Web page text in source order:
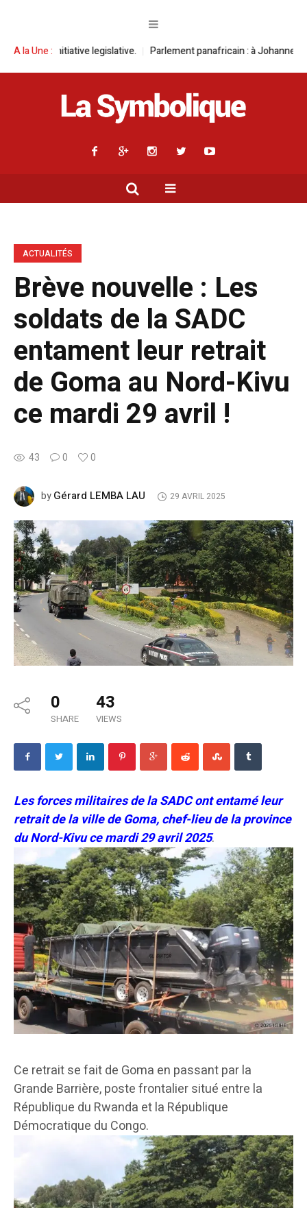
A la Une :
legislative. Parlement panafricain : à Johannesburg, Aimé Boji
ACTUALITÉS
Brève nouvelle : Les
soldats de la SADC
entament leur retrait
de Goma au Nord-Kivu
ce mardi 29 avril !
43 0 0
byGérard LEMBA LAU 29 AVRIL 2025
0
SHARE
43
VIEWS
Les forces militaires de la SADC ont entamé leur
retrait de la ville de Goma, chef-lieu de la province
du Nord-Kivu ce mardi 29 avril 2025.
Ce retrait se fait de Goma en passant par la
Grande Barrière, poste frontalier situé entre la
République du Rwanda et la République
Démocratique du Congo.